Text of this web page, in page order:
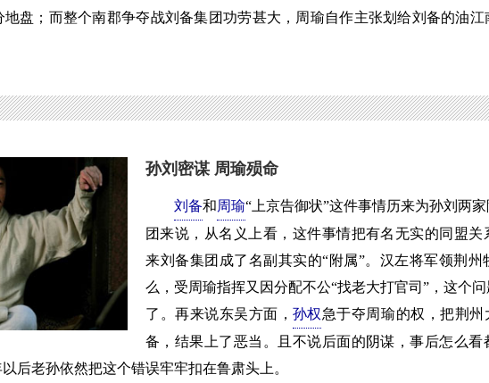
盘；而整个南郡争夺战刘备集团功劳甚大，周瑜自作主张划给刘备的油江
孙刘密谋 周瑜殒命
刘备和周瑜“上京告御状”这件事情历来为孙刘两
团来说，从名义上看，这件事情把有名无实的同盟关
来刘备集团成了名副其实的“附属”。汉左将军领荆州
么，受周瑜指挥又因分配不公“找老大打官司”，这个
了。再来说东吴方面，孙权急于夺周瑜的权，把荆州
备，结果上了恶当。且不说后面的阴谋，事后怎么看
后老孙依然把这个错误牢牢扣在鲁肃头上。